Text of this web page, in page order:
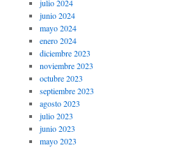
julio 2024
junio 2024
mayo 2024
enero 2024
diciembre 2023
noviembre 2023
octubre 2023
septiembre 2023
agosto 2023
julio 2023
junio 2023
mayo 2023